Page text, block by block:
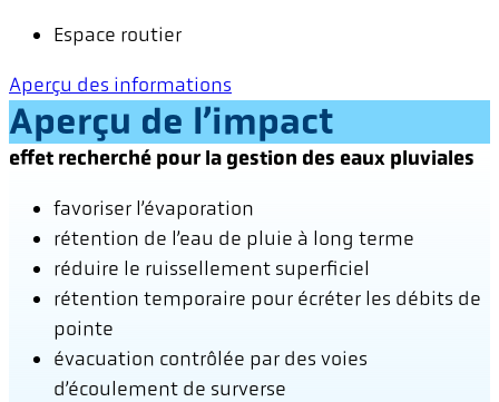
Espace routier
Aperçu des informations
Aperçu de l’impact
effet recherché pour la gestion des eaux pluviales
favoriser l’évaporation
rétention de l’eau de pluie à long terme
réduire le ruissellement superficiel
rétention temporaire pour écréter les débits de
pointe
évacuation contrôlée par des voies
d’écoulement de surverse